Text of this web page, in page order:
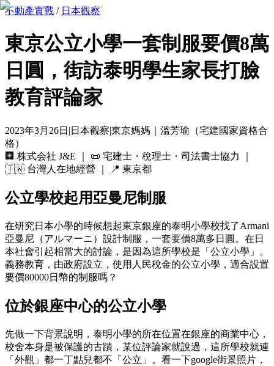
不動產實戰 / 日本觀察
東京公立小學一套制服要價8萬
日圓，街訪泰明學生家長打臉
教育評論家
2023年3月26日 | 日本觀察|東京媽媽｜溫芳瑜（宅建國家資格合
格）
🏢 株式会社 J&E ｜ 📜 宅建士・稅理士・司法書士協力
🇹🇼 台灣人在地經營 ｜ 📍 東京都
公立學校起用亞曼尼制服
在研究日本小學的時候想起東京銀座的泰明小學校找了Armani
亞曼尼（アルマーニ）設計制服，一套要價8萬多日圓。在日
本社會引起相當大的討論，是因為這所學校是「公立小學」。
義務教育，由政府設立，使用人民稅金的公立小學，適合設置
要價80000日幣的制服嗎？
位於銀座中心的公立小學
先做一下背景說明，泰明小學的所在位置在銀座的商業中心，
校舍本身是被保護的古蹟，某位評論家就說過，這所學校就連
「外觀」都一丁點兒都不「公立」。看一下google街景照片，